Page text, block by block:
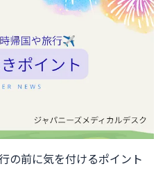
の前に気を付けるポイント